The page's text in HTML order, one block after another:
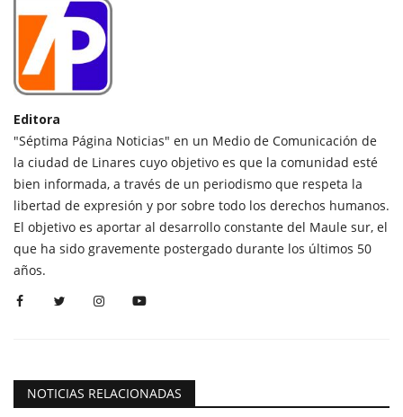
Editora
"Séptima Página Noticias" en un Medio de Comunicación de
la ciudad de Linares cuyo objetivo es que la comunidad esté
bien informada, a través de un periodismo que respeta la
libertad de expresión y por sobre todo los derechos humanos.
El objetivo es aportar al desarrollo constante del Maule sur, el
que ha sido gravemente postergado durante los últimos 50
años.
NOTICIAS RELACIONADAS